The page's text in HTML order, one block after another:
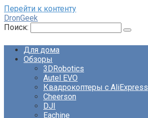
Перейти к контенту
DronGeek
Поиск:
Для дома
Обзоры
3DRobotics
Autel EVO
Квадрокоптеры с AliExpress
Cheerson
DJI
Eachine